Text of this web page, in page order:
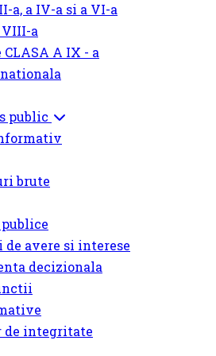
a, a IV-a si a VI-a
VIII-a
A IX - a
public
brute
de avere si interese
decizionala
de integritate